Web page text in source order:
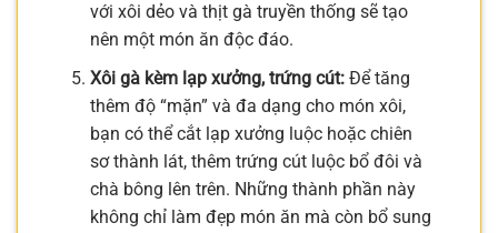
với xôi dẻo và thịt gà truyền thống sẽ tạo
nên một món ăn độc đáo.
Xôi gà kèm lạp xưởng, trứng cút:Để tăng
thêm độ “mặn” và đa dạng cho món xôi,
bạn có thể cắt lạp xưởng luộc hoặc chiên
sơ thành lát, thêm trứng cút luộc bổ đôi và
chà bông lên trên. Những thành phần này
không chỉ làm đẹp món ăn mà còn bổ sung